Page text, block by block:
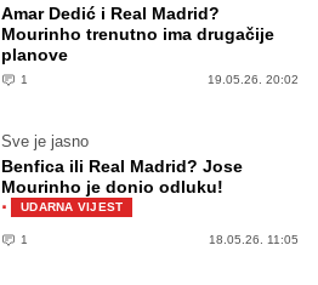
Amar Dedić i Real Madrid?
Mourinho trenutno ima drugačije
planove
1 19.05.26. 20:02
Sve je jasno
Benfica ili Real Madrid? Jose
Mourinho je donio odluku!
· UDARNA VIJEST
1 18.05.26. 11:05